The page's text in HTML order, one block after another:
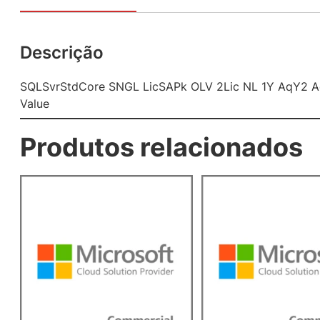
Descrição
SQLSvrStdCore SNGL LicSAPk OLV 2Lic NL 1Y AqY2
Value
Produtos relacionados